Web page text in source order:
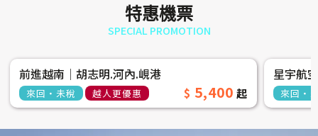
特惠機票
SPECIAL PROMOTION
前進越南│胡志明.河內.峴港
來回‧未稅 越人更優惠 5,400
星宇航
來回‧